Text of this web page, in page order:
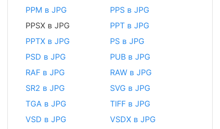
PPM в JPG
PPS в JPG
PPSX в JPG
PPT в JPG
PPTX в JPG
PS в JPG
PSD в JPG
PUB в JPG
RAF в JPG
RAW в JPG
SR2 в JPG
SVG в JPG
TGA в JPG
TIFF в JPG
VSD в JPG
VSDX в JPG